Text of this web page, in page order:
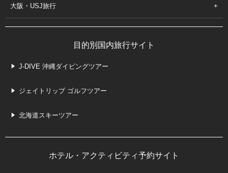
大阪・USJ旅行
目的別国内旅行サイト
J-DIVE 沖縄ダイビングツアー
ジェイトリップ ゴルフツアー
北海道スキーツアー
ホテル・アクティビティ予約サイト